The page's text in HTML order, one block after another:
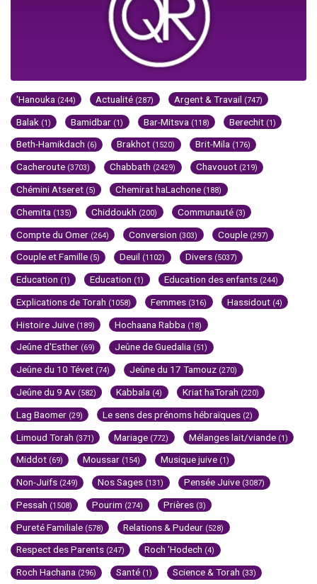
'Hanouka (244) Actualité (287) Argent & Travail (747)
Balak (1) Bamidbar (1) Bar-Mitsva (118) Berechit (1)
Beth-Hamikdach (6) Brakhot (1520) Brit-Mila (176)
Cacheroute (3703) Chabbath (2429) Chavouot (219)
Chémini Atseret (5) Chemirat haLachone (188)
Chemita (135) Chiddoukh (200) Communauté (3)
Compte du Omer (264) Conversion (303) Couple (297)
Couple et Famille (5) Deuil (1102) Divers (5037)
Education (1) Education (1) Education des enfants (244)
Explications de Torah (1058) Femmes (316) Hassidout (4)
Histoire Juive (189) Hochaana Rabba (18)
Jeûne d'Esther (69) Jeûne de Guedalia (51)
Jeûne du 10 Tévet (74) Jeûne du 17 Tamouz (270)
Jeûne du 9 Av (582) Kabbala (4) Kriat haTorah (220)
Lag Baomer (29) Le sens des prénoms hébraïques (2)
Limoud Torah (371) Mariage (772) Mélanges lait/viande (1)
Middot (69) Moussar (154) Musique juive (1)
Non-Juifs (249) Nos Sages (131) Pensée Juive (3087)
Pessah (1508) Pourim (274) Prières (3)
Pureté Familiale (578) Relations & Pudeur (528)
Respect des Parents (247) Roch 'Hodech (4)
Roch Hachana (296) Santé (1) Science & Torah (33)